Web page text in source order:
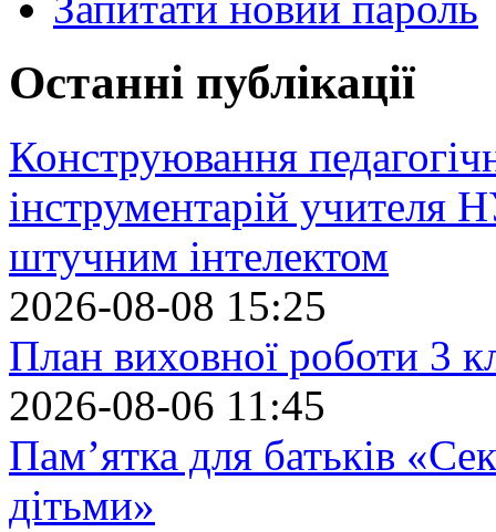
Останні публікації
Конструювання
інструментарій учителя
штучним інтелектом
2026-08-08 15:25
План виховної роботи 3
2026-08-06 11:45
Пам’ятка для батьків
дітьми»